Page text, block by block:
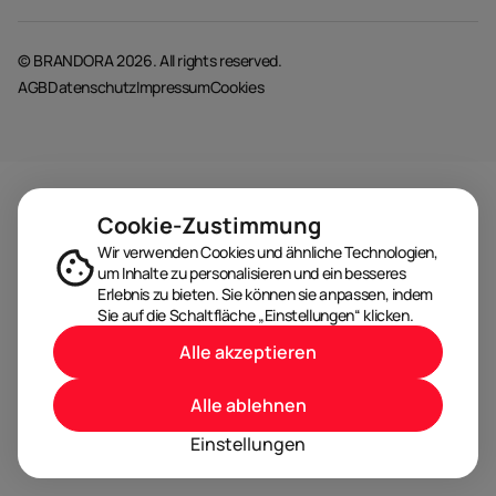
© BRANDORA 2026. All rights reserved.
AGBDatenschutzImpressumCookies
Cookie-Zustimmung
Wir verwenden Cookies und ähnliche Technologien,
um Inhalte zu personalisieren und ein besseres
Erlebnis zu bieten. Sie können sie anpassen, indem
Sie auf die Schaltfläche „Einstellungen“ klicken.
Einstellungen
Alle ablehnen
Alle akzeptieren